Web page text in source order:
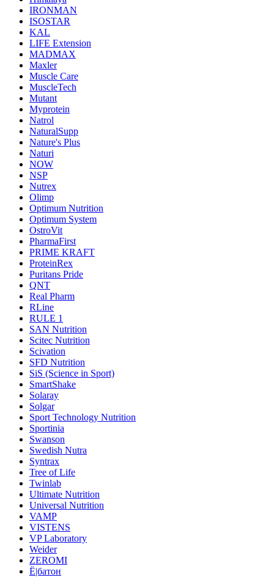
IRONMAN
ISOSTAR
KAL
LIFE Extension
MADMAX
Maxler
Muscle Care
MuscleTech
Mutant
Myprotein
Natrol
NaturalSupp
Nature's Plus
Naturi
NOW
NSP
Nutrex
Olimp
Optimum Nutrition
Optimum System
OstroVit
PharmaFirst
PRIME KRAFT
ProteinRex
Puritans Pride
QNT
Real Pharm
RLine
RULE 1
SAN Nutrition
Scitec Nutrition
Scivation
SFD Nutrition
SiS (Science in Sport)
SmartShake
Solaray
Solgar
Sport Technology Nutrition
Sportinia
Swanson
Swedish Nutra
Syntrax
Tree of Life
Twinlab
Ultimate Nutrition
Universal Nutrition
VAMP
VISTENS
VP Laboratory
Weider
ZEROMI
Ё|батон